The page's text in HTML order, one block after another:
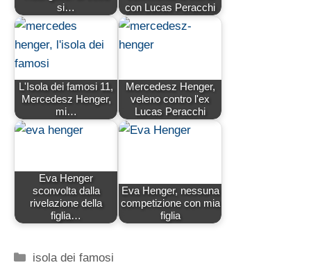
si…
con Lucas Peracchi
L'Isola dei famosi 11,
Mercedesz Henger,
mi…
Mercedesz Henger,
veleno contro l'ex
Lucas Peracchi
Eva Henger
sconvolta dalla
rivelazione della
figlia…
Eva Henger, nessuna
competizione con mia
figlia
Categorie
isola dei famosi